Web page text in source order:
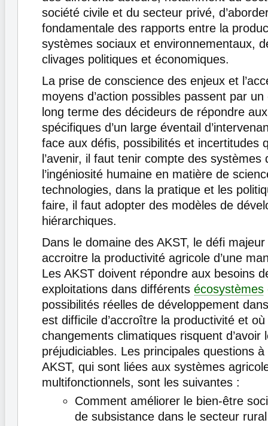
société civile et du secteur privé,
fondamentale des rapports entre la
systèmes sociaux et environnementaux,
clivages politiques et économiques.
La prise de conscience des enjeux et
moyens d’action possibles passent par
long terme des décideurs de répondre
spécifiques d’un large éventail
face aux défis, possibilités et incertitudes
l’avenir, il faut tenir compte des systèmes
l’ingéniosité humaine en matière de
technologies, dans la pratique et les
faire, il faut adopter des modèles de
hiérarchiques.
Dans le domaine des AKST, le défi
accroitre la productivité agricole d’une
Les AKST doivent répondre aux besoins
exploitations dans différents écosystèmes
possibilités réelles de développement
est difficile d’accroître la productivité et où
changements climatiques risquent d’avoir
préjudiciables. Les principales questions
AKST, qui sont liées aux systèmes
multifonctionnels, sont les suivantes :
Comment améliorer le bien-être
de subsistance dans le secteur